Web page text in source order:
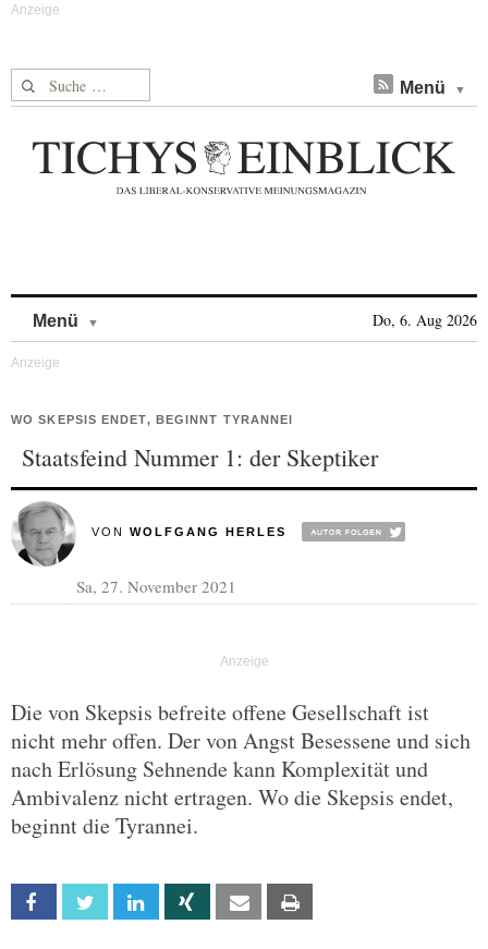
Suche nach: Menü
Menü Do, 6. Aug 2026
WO SKEPSIS ENDET, BEGINNT TYRANNEI
Staatsfeind Nummer 1: der Skeptiker
VON WOLFGANG HERLES
Sa, 27. November 2021
Die von Skepsis befreite offene Gesellschaft ist
nicht mehr offen. Der von Angst Besessene und sich
nach Erlösung Sehnende kann Komplexität und
Ambivalenz nicht ertragen. Wo die Skepsis endet,
beginnt die Tyrannei.
Facebook Twitter Linkedin Xing Email